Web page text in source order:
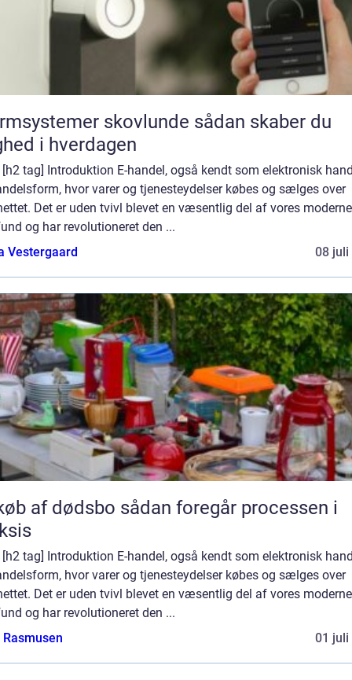
skovlunde sådan skaber du
i hverdagen
tag] Introduktion E-handel, også kendt som elektronisk
hvor varer og tjenesteydelser købes og sælges over
Det er uden tvivl blevet en væsentlig del af vores moderne
og har revolutioneret den ...
Vestergaard
08 juli
sådan foregår processen i
tag] Introduktion E-handel, også kendt som elektronisk
hvor varer og tjenesteydelser købes og sælges over
Det er uden tvivl blevet en væsentlig del af vores moderne
og har revolutioneret den ...
01 juli